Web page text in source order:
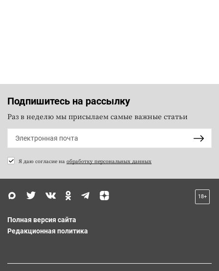
Подпишитесь на рассылку
Раз в неделю мы присылаем самые важные статьи
Я даю согласие на обработку персональных данных
18+
Полная версия сайта
Редакционная политика